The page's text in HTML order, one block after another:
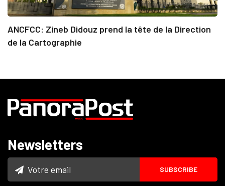
ANCFCC: Zineb Didouz prend la tête de la Direction
de la Cartographie
Newsletters